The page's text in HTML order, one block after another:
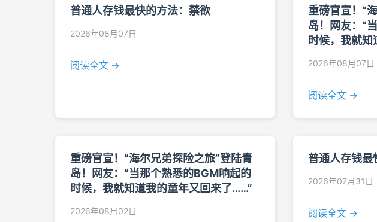
普通人存钱最快的方法：禁欲
2026年08月07日
阅读全文 →
重磅官宣！“
岛！网友：“
时候，我就
2026年08月07日
阅读全文 →
重磅官宣！“海尔兄弟探险之旅”登陆青
岛！网友：“当那个熟悉的BGM响起的
时候，我就知道我的童年又回来了……”
2026年08月02日
普通人存钱最
2026年07月31日
阅读全文 →